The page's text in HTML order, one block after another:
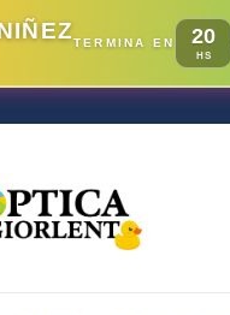
TERMINA EN 20
HS